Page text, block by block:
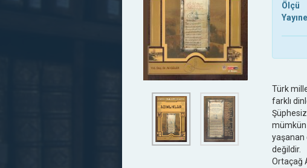
Ölçü
Türk
farklı
mümkün
yaşanan
değildir.
Ortaçağ